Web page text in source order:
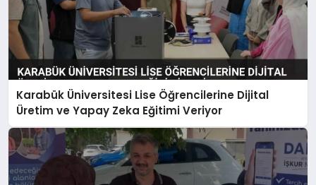
Karabük Üniversitesi Lise Öğrencilerine Dijital
Üretim ve Yapay Zeka Eğitimi Veriyor